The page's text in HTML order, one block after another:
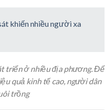
khiến nhiều người xa
triển ở nhiều địa phương. Để
quả kinh tế cao, người dân
trồng